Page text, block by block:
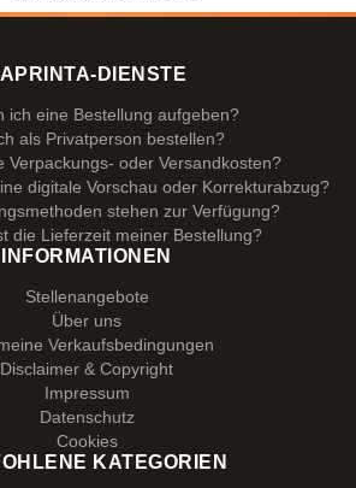
DIENSTE
ich eine Bestellung aufgeben?
als Privatperson bestellen?
Verpackungs- oder Versandkosten?
digitale Vorschau oder Korrekturabzug?
stehen zur Verfügung?
die Lieferzeit meiner Bestellung?
INFORMATIONEN
Stellenangebote
Über uns
Verkaufsbedingungen
Disclaimer & Copyright
Impressum
Datenschutz
Cookies
KATEGORIEN